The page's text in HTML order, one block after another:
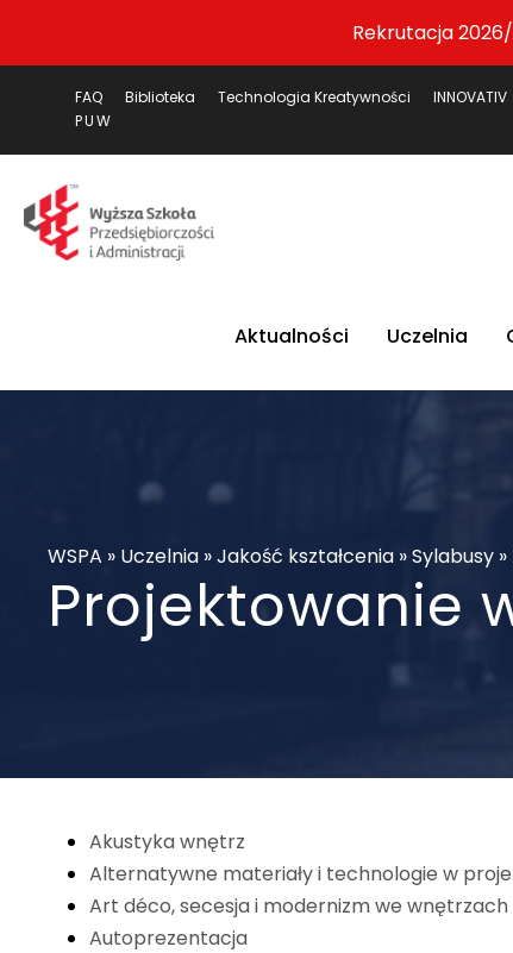
Rekrutacja
FAQ Biblioteka Technologia Kreatywności INNOVATIV
PUW
Aktualności Uczelnia
WSPA » Uczelnia »Jakość kształcenia »Sylabusy »
Projektowanie
Akustyka wnętrz
Alternatywne materiały i technologie w
Art déco, secesja i modernizm we wnętrzach
Autoprezentacja